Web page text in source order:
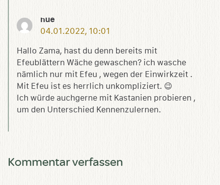
nue
04.01.2022, 10:01
Hallo Zama, hast du denn bereits mit
Efeublättern Wäche gewaschen? ich wasche
nämlich nur mit Efeu , wegen der Einwirkzeit .
Mit Efeu ist es herrlich unkompliziert. 😉
Ich würde auchgerne mit Kastanien probieren ,
um den Unterschied Kennenzulernen.
Kommentar verfassen